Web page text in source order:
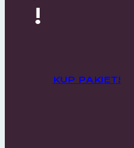
!
KUP PAKIET!